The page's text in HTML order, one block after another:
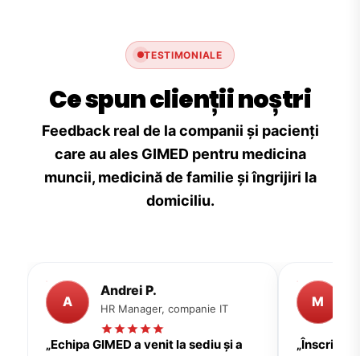
TESTIMONIALE
Ce spun clienții noștri
Feedback real de la companii și pacienți
care au ales GIMED pentru medicina
muncii, medicină de familie și îngrijiri la
domiciliu.
A
Andrei P.
HR Manager, companie IT
„Echipa GIMED a venit la sediu și a
M